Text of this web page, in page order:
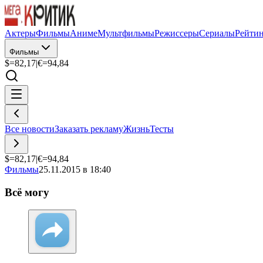
АктерыФильмыАнимеМультфильмыРежиссерыСериалы
Фильмы
$=82,17|€=94,84
Все новостиЗаказать рекламуЖизньТесты
$=82,17|€=94,84
Фильмы25.11.2015 в 18:40
Всё могу